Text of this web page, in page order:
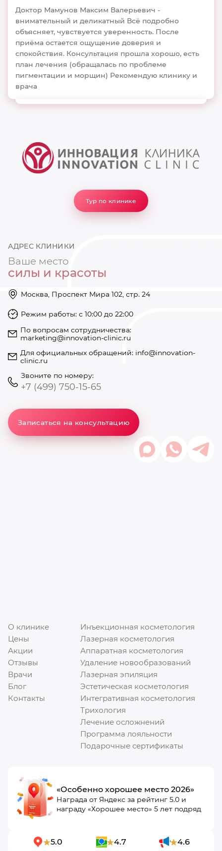
Доктор Мамунов Максим Валерьевич -
внимательный и деликатный Всё подробно
объясняет, чувствуется уверенность. После
приёма остается ощущение доверия и
спокойствия. Консультация прошла хорошо, есть
план лечения (обращалась по проблеме
пигментации и морщин) Рекомендую клинику и
врача
Тур по клинике
Режим работы: с 10:00 до 22:00
+74997501585
АДРЕС КЛИНИКИ
Ваше место
силы и красоты
Москва, Проспект Мира 102, стр. 24
Режим работы: с 10:00 до 22:00
По вопросам сотрудничества:
marketing@innovation-clinic.ru
Для официальных обращений: info@innovation-
clinic.ru
Звоните по номеру:
+7 (499) 750-15-65
Записаться на консультацию
О клинике
Цены
Акции
Отзывы
Врачи
Блог
Контакты
Инъекционная косметология
Лазерная косметология
Аппаратная косметология
Удаление новообразований
Лазерная эпиляция
Эстетическая косметология
Интегративная косметология
Трихология
Лечение осложнений
Программа лояльности
Подарочные сертификаты
«Особенно хорошее место 2026»
Награда от Яндекс за рейтинг 5.0 и
награду «Хорошее место» 5 лет подряд
5.0 4.7 4.6